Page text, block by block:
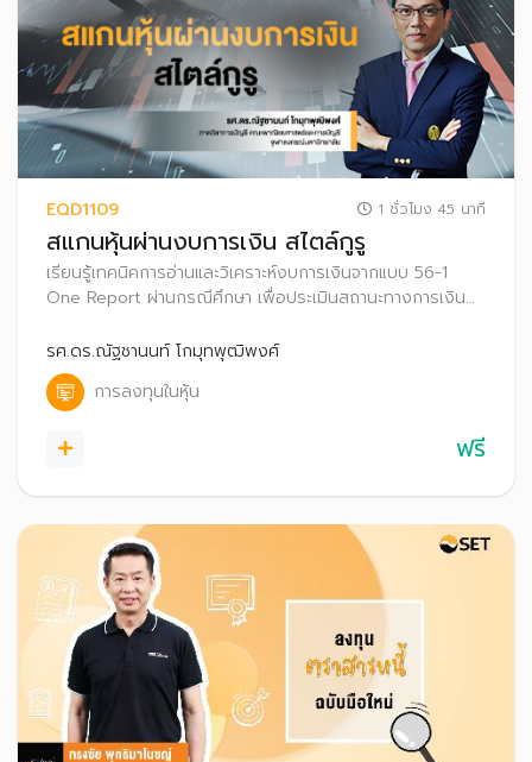
EQD1109 1 ชั่วโมง 45 นาที
สแกนหุ้นผ่านงบการเงิน สไตล์กูรู
เรียนรู้เทคนิคการอ่านและวิเคราะห์งบการเงินจากแบบ 56-1
One Report ผ่านกรณีศึกษา เพื่อประเมินสถานะทางการเงิน
รศ.ดร.ณัฐชานนท์ โกมุทพุฒิพงศ์
การลงทุนในหุ้น
ฟรี